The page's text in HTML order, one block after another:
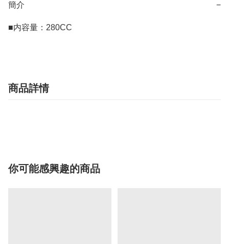
簡介 −
■内容量：280CC
商品詳情
你可能感興趣的商品